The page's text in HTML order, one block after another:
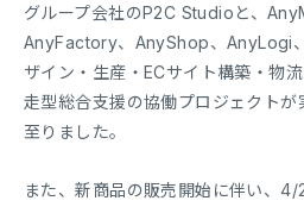
グループ会社のP2C Studioと、
AnyFactory、AnyShop、AnyLogi
ザイン・生産・ECサイト構築・物
走型総合支援の協働プロジェクトが
至りました。
また、新商品の販売開始に伴い、4/